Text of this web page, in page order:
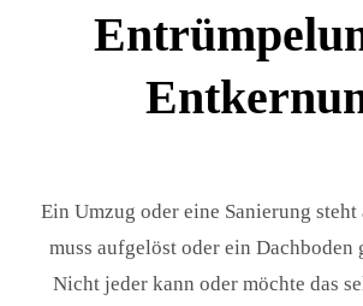
Leistungen
Downloads
Ein Umzug oder eine Sanierung steht
muss aufgelöst oder ein Dachboden
Nicht jeder kann oder möchte das